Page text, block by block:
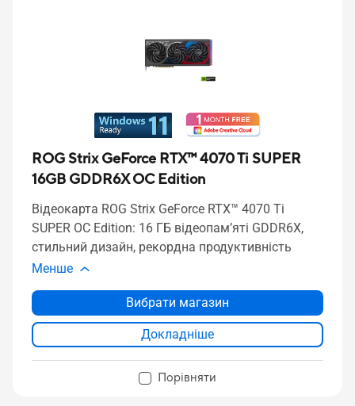
ROG Strix GeForce RTX™ 4070 Ti SUPER
16GB GDDR6X OC Edition
Відеокарта ROG Strix GeForce RTX™ 4070 Ti
SUPER OC Edition: 16 ГБ відеопам’яті GDDR6X,
стильний дизайн, рекордна продуктивність
Менше
Вибрати магазин
Докладніше
Порівняти